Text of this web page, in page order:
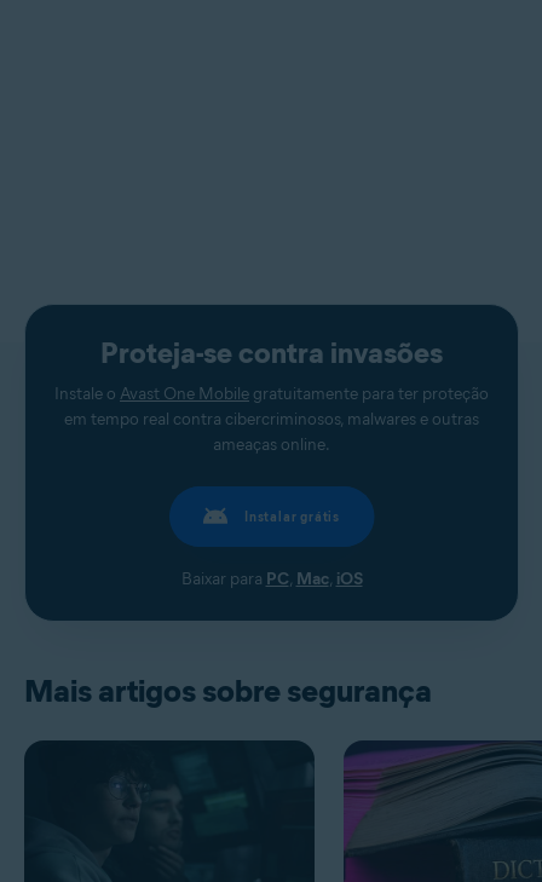
Proteja-se contra invasões
Instale o Avast One Mobile gratuitamente para ter proteção
em tempo real contra cibercriminosos, malwares e outras
ameaças online.
Instalar grátis
Baixar para PC, Mac, iOS
Mais artigos sobre segurança